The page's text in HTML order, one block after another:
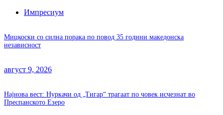
Импресиум
Мицкоски со силна порака по повод 35 години македонска
независност
август 9, 2026
Најнова вест: Нуркачи од „Тигар“ трагаат по човек исчезнат во
Преспанското Езеро